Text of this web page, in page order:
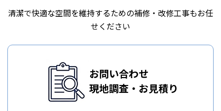
清潔で快適な空間を維持するための補修・改修工事もお任
せください
お問い合わせ
現地調査・お見積り